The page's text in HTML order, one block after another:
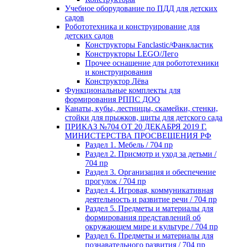
Учебное оборудование по ПДД для детских
садов
Робототехника и конструирование для
детских садов
Конструкторы Fanclastic/Фанкластик
Конструкторы LEGO/Лего
Прочее оснащение для робототехники
и конструирования
Конструктор Лёва
Функциональные комплекты для
формирования РППС ДОО
Канаты, кубы, лестницы, скамейки, стенки,
стойки для прыжков, щиты для детского сада
ПРИКАЗ №704 ОТ 20 ДЕКАБРЯ 2019 Г.
МИНИСТЕРСТВА ПРОСВЕЩЕНИЯ РФ
Раздел 1. Мебель / 704 пр
Раздел 2. Присмотр и уход за детьми /
704 пр
Раздел 3. Организация и обеспечение
прогулок / 704 пр
Раздел 4. Игровая, коммуникативная
деятельность и развитие речи / 704 пр
Раздел 5. Предметы и материалы для
формирования представлений об
окружающем мире и культуре / 704 пр
Раздел 6. Предметы и материалы для
познавательного развития / 704 пр